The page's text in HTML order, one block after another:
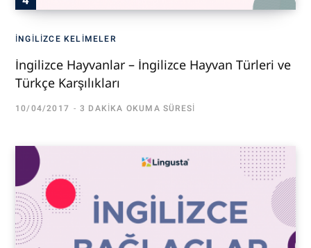
İNGILIZCE KELIMELER
İngilizce Hayvanlar – İngilizce Hayvan Türleri ve
Türkçe Karşılıkları
10/04/2017 3 DAKIKA OKUMA SÜRESI